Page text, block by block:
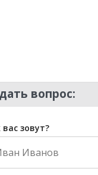
вопрос:
вас зовут?